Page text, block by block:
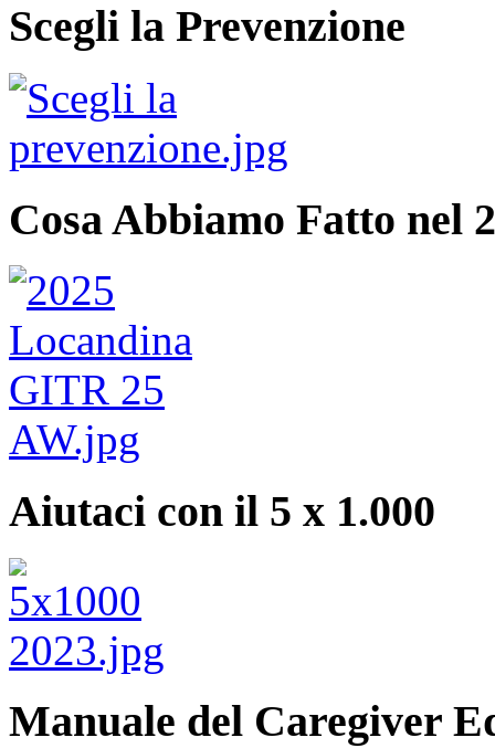
Scegli la Prevenzione
Cosa Abbiamo Fatto nel
Aiutaci con il 5 x 1.000
Manuale del Caregiver